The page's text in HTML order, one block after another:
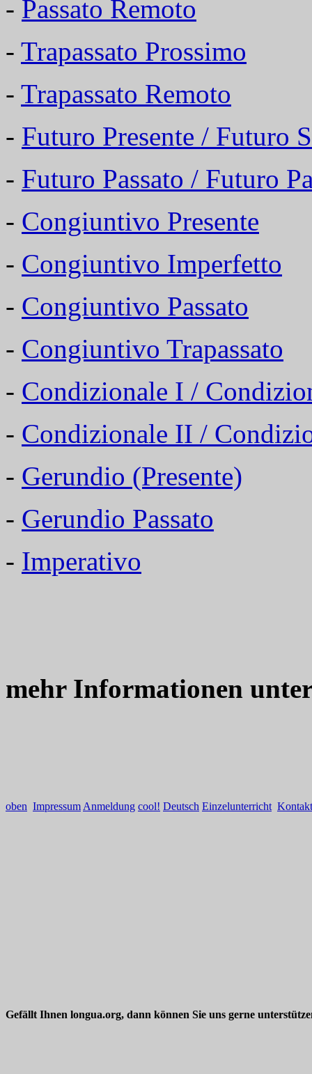
- Passato Remoto
- Trapassato Prossimo
- Trapassato Remoto
- Futuro Presente / Futuro
- Futuro Passato / Futuro
- Congiuntivo Presente
- Congiuntivo Imperfetto
- Congiuntivo Passato
- Congiuntivo Trapassato
- Condizionale I /
- Condizionale II /
- Gerundio (Presente)
- Gerundio Passato
- Imperativo
mehr Informationen
oben Impressum Anmeldung cool! Deutsch Einzelunterricht Kontakt
Gefällt Ihnen longua.org, dann können Sie uns gerne